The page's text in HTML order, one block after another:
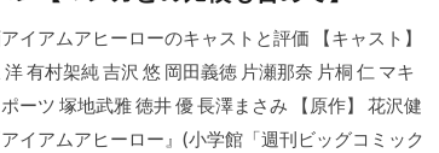
イアムアヒーローのキャストと評価 【キャスト】
洋 有村架純 吉沢 悠 岡田義徳 片瀬那奈 片桐 仁 マキ
ーツ 塚地武雅 徳井 優 長澤まさみ 【原作】 花沢健
イアムアヒーロー』(小学館「週刊ビッグコミック